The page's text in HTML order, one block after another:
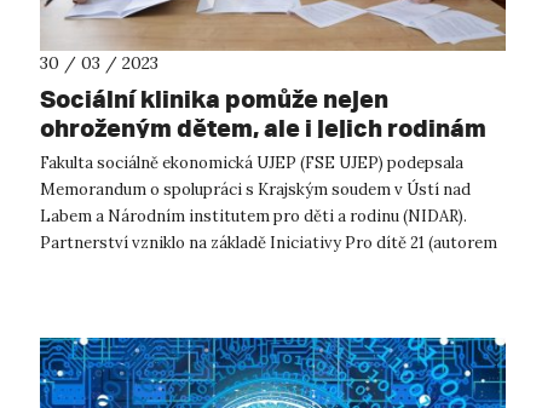
30 / 03 / 2023
Sociální klinika pomůže nejen
ohroženým dětem, ale i jejich rodinám
Fakulta sociálně ekonomická UJEP (FSE UJEP) podepsala
Memorandum o spolupráci s Krajským soudem v Ústí nad
Labem a Národním institutem pro děti a rodinu (NIDAR).
Partnerství vzniklo na základě Iniciativy Pro dítě 21 (autorem